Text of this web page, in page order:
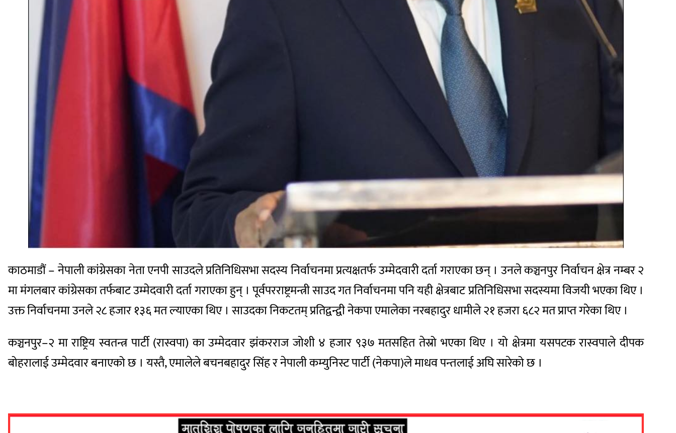
काठमाडौं – नेपाली कांग्रेसका नेता एनपी साउदले प्रतिनिधिसभा सदस्य निर्वाचनमा प्रत्यक्षतर्फ उम्मेदवारी दर्ता गराएका छन् । उनले कञ्चनपुर निर्वाचन क्षेत्र नम्बर २
मा मंगलबार कांग्रेसका तर्फबाट उम्मेदवारी दर्ता गराएका हुन् । पूर्वपरराष्ट्रमन्त्री साउद गत निर्वाचनमा पनि यही क्षेत्रबाट प्रतिनिधिसभा सदस्यमा विजयी भएका थिए ।
उक्त निर्वाचनमा उनले २८ हजार १३६ मत ल्याएका थिए । साउदका निकटतम् प्रतिद्वन्द्वी नेकपा एमालेका नरबहादुर धामीले २१ हजरा ६८२ मत प्राप्त गरेका थिए ।
कञ्चनपुर–२ मा राष्ट्रिय स्वतन्त्र पार्टी (रास्वपा) का उम्मेदवार झंकरराज जोशी ४ हजार ९३७ मतसहित तेस्रो भएका थिए । यो क्षेत्रमा यसपटक रास्वपाले दीपक
बोहरालाई उम्मेदवार बनाएको छ । यस्तै, एमालेले बचनबहादुर सिंह र नेपाली कम्युनिस्ट पार्टी (नेकपा)ले माधव पन्तलाई अघि सारेको छ ।